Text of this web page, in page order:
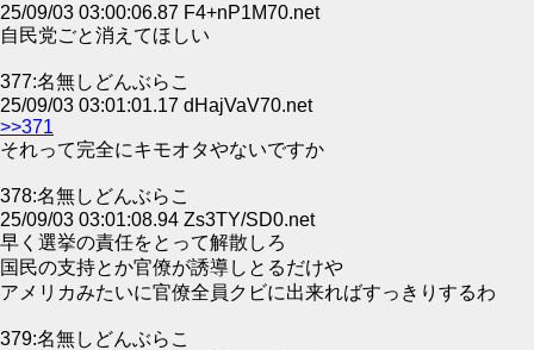
25/09/03 03:00:06.87 F4+nP1M70.net
自民党ごと消えてほしい
377:名無しどんぶらこ
25/09/03 03:01:01.17 dHajVaV70.net
>>371
それって完全にキモオタやないですか
378:名無しどんぶらこ
25/09/03 03:01:08.94 Zs3TY/SD0.net
早く選挙の責任をとって解散しろ
国民の支持とか官僚が誘導しとるだけや
アメリカみたいに官僚全員クビに出来ればすっきりするわ
379:名無しどんぶらこ